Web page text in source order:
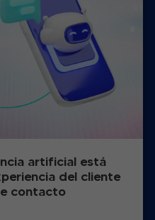
artificial está
del cliente
contacto